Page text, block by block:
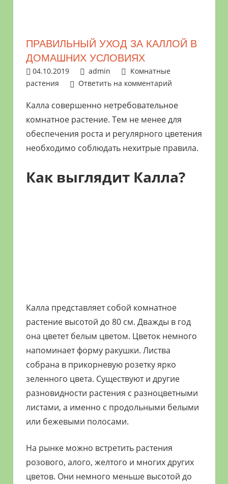
Поможем
обустройстве
дачного
участка
выращивании
урожая.
ПРАВИЛЬНЫЙ УХОД ЗА КАЛЛОЙ В
ДОМАШНИХ УСЛОВИЯХ
04.10.2019 admin
Комнатные
растения
Ответить на комментарий
Калла совершенно нетребовательное
комнатное растение. Тем не менее для
обеспечения роста и регулярного цветения
необходимо соблюдать нехитрые правила.
Как выглядит Калла?
Калла представляет собой комнатное
растение высотой до 80 см. Дважды в год
она цветет белым цветом. Цветок немного
напоминает форму ракушки. Листва
собрана в прикорневую розетку ярко
зеленного цвета. Существуют и другие
разновидности растения с разноцветными
листами, а именно с продольными белыми
или бежевыми полосами.
На рынке можно встретить растения
розового, алого, желтого и многих других
цветов. Они немного меньше высотой до